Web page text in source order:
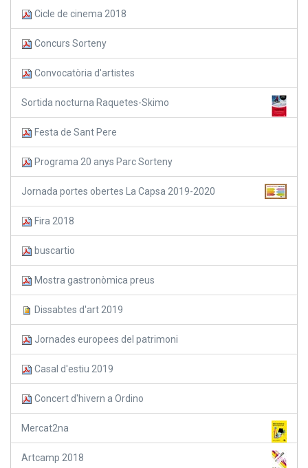
Cicle de cinema 2018
Concurs Sorteny
Convocatòria d'artistes
Sortida nocturna Raquetes-Skimo
Festa de Sant Pere
Programa 20 anys Parc Sorteny
Jornada portes obertes La Capsa 2019-2020
Fira 2018
buscartio
Mostra gastronòmica preus
Dissabtes d'art 2019
Jornades europees del patrimoni
Casal d'estiu 2019
Concert d'hivern a Ordino
Mercat2na
Artcamp 2018